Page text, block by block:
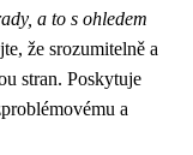
a to s ohledem
že srozumitelně a
stran. Poskytuje
a